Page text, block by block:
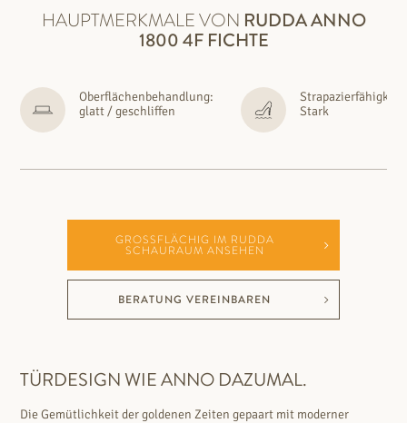
HAUPTMERKMALE VON RUDDAANNO
1800 4F FICHTE
Oberflächenbehandlung:
glatt / geschliffen
Strapazierfähigkeit:
Stark
GROSSFLÄCHIG IM RUDDA S
CHAURAUM ANSEHEN
BERATUNG VEREINBAREN
TÜRDESIGN WIE ANNO DAZUMAL.
Die Gemütlichkeit der goldenen Zeiten gepaart mit moderner